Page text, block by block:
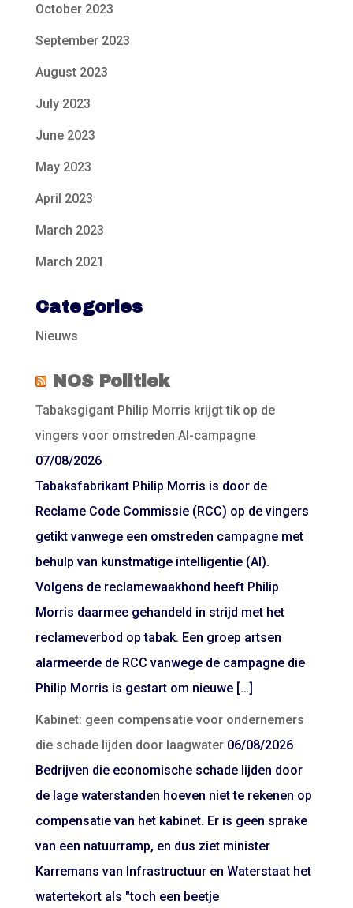
October 2023
September 2023
August 2023
July 2023
June 2023
May 2023
April 2023
March 2023
March 2021
Categories
Nieuws
NOS Politiek
Tabaksgigant Philip Morris krijgt tik op de
vingers voor omstreden AI-campagne
07/08/2026
Tabaksfabrikant Philip Morris is door de
Reclame Code Commissie (RCC) op de vingers
getikt vanwege een omstreden campagne met
behulp van kunstmatige intelligentie (AI).
Volgens de reclamewaakhond heeft Philip
Morris daarmee gehandeld in strijd met het
reclameverbod op tabak. Een groep artsen
alarmeerde de RCC vanwege de campagne die
Philip Morris is gestart om nieuwe […]
Kabinet: geen compensatie voor ondernemers
die schade lijden door laagwater 06/08/2026
Bedrijven die economische schade lijden door
de lage waterstanden hoeven niet te rekenen op
compensatie van het kabinet. Er is geen sprake
van een natuurramp, en dus ziet minister
Karremans van Infrastructuur en Waterstaat het
watertekort als "toch een beetje